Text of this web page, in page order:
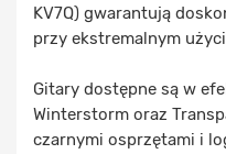
KV7Q) gwarantują
przy ekstremalnym
Gitary dostępne są w
Winterstorm oraz
czarnymi osprzętami i